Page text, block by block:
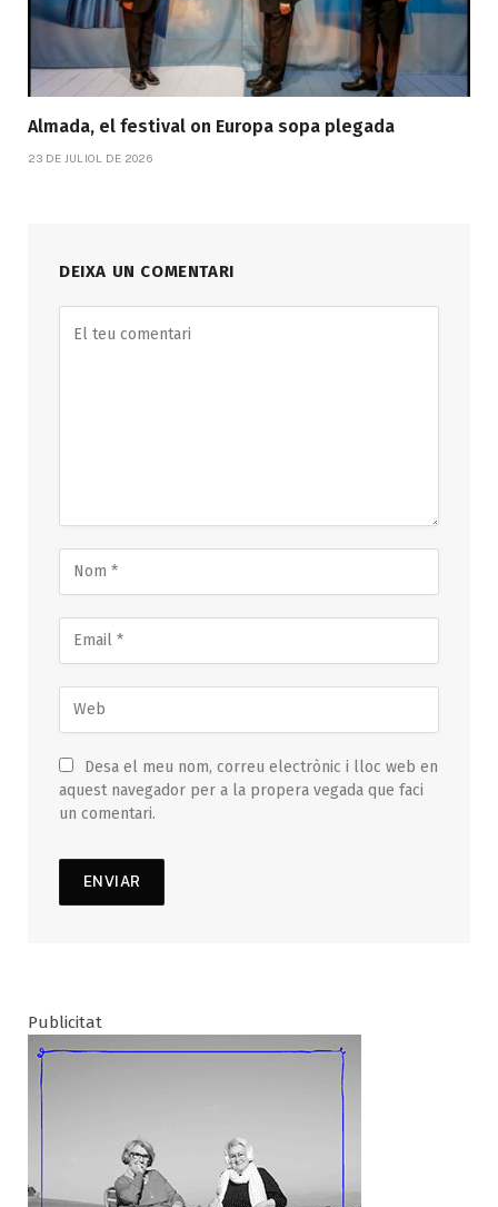
Almada, el festival on Europa sopa plegada
23 DE JULIOL DE 2026
DEIXA UN COMENTARI
Desa el meu nom, correu electrònic i lloc web en
aquest navegador per a la propera vegada que faci
un comentari.
Publicitat